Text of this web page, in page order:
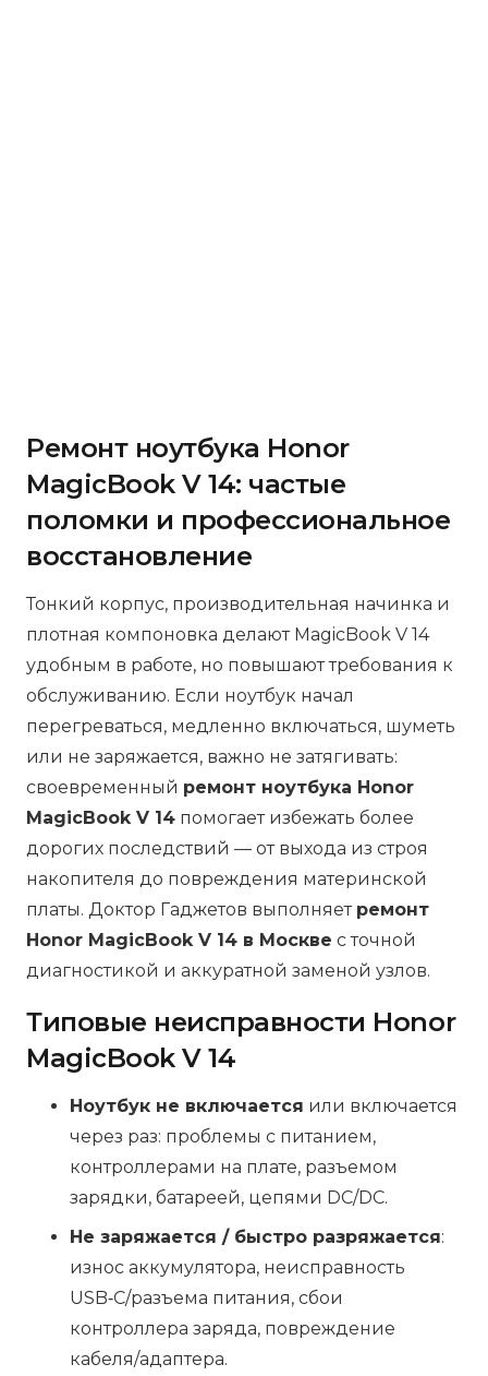
Ремонт ноутбука Honor
MagicBook V 14: частые
поломки и профессиональное
восстановление
Тонкий корпус, производительная начинка и
плотная компоновка делают MagicBook V 14
удобным в работе, но повышают требования к
обслуживанию. Если ноутбук начал
перегреваться, медленно включаться, шуметь
или не заряжается, важно не затягивать:
своевременный ремонт ноутбука Honor
MagicBook V 14 помогает избежать более
дорогих последствий — от выхода из строя
накопителя до повреждения материнской
платы. Доктор Гаджетов выполняет ремонт
Honor MagicBook V 14 в Москве с точной
диагностикой и аккуратной заменой узлов.
Типовые неисправности Honor
MagicBook V 14
Ноутбук не включается или включается
через раз: проблемы с питанием,
контроллерами на плате, разъемом
зарядки, батареей, цепями DC/DC.
Не заряжается / быстро разряжается:
износ аккумулятора, неисправность
USB‑C/разъема питания, сбои
контроллера заряда, повреждение
кабеля/адаптера.